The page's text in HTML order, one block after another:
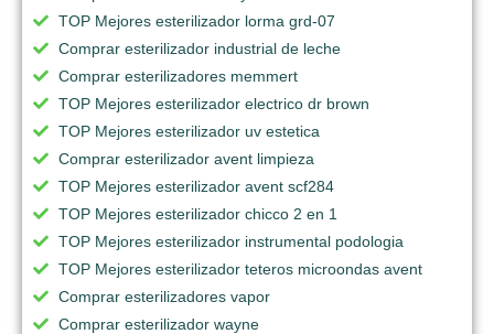
TOP Mejores esterilizador lorma grd-07
Comprar esterilizador industrial de leche
Comprar esterilizadores memmert
TOP Mejores esterilizador electrico dr brown
TOP Mejores esterilizador uv estetica
Comprar esterilizador avent limpieza
TOP Mejores esterilizador avent scf284
TOP Mejores esterilizador chicco 2 en 1
TOP Mejores esterilizador instrumental podologia
TOP Mejores esterilizador teteros microondas avent
Comprar esterilizadores vapor
Comprar esterilizador wayne